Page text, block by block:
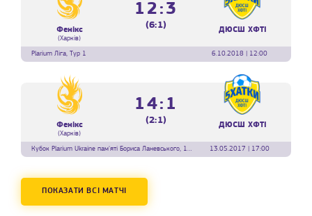
Фенікс
(Харків)
12:3
(6:1) ДЮСШ ХФТІ
Plarium Ліга, Тур 1 6.10.2018 | 12:00
Фенікс
(Харків)
14:1
(2:1) ДЮСШ ХФТІ
Кубок Plarium Ukraine пам'яті Бориса Ланевського, 1 тур 13.05.2017 | 17:00
ПОКАЗАТИ ВСІ МАТЧІ